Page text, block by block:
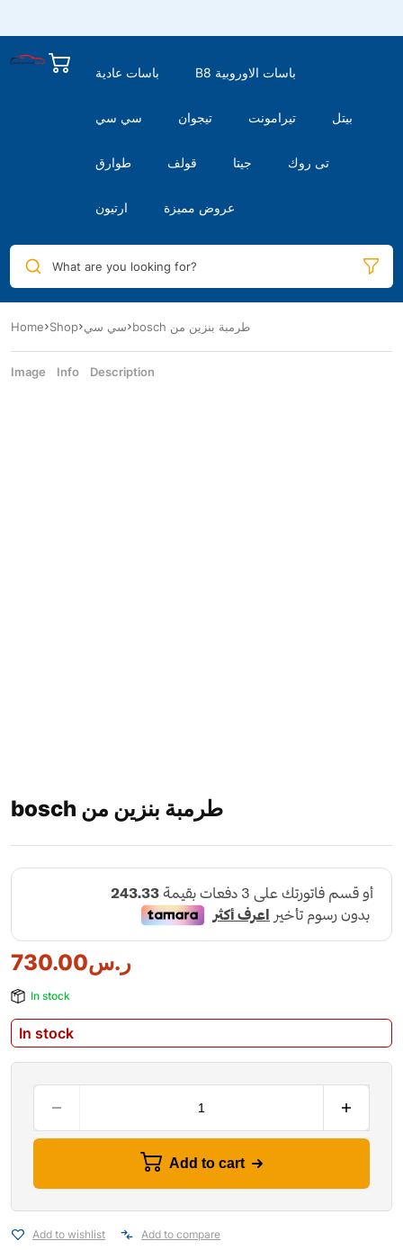
باسات عادية B8 باسات الاوروبية
سي سي تيجوان تيرامونت بيتل
طوارق قولف جيتا تى روك
ارتيون عروض مميزة
What are you looking for?
Home Shop سي سي bosch طرمبة بنزين من
Image Info Description
bosch طرمبة بنزين من
ر.س730.00
In stock
In stock
Add to cart
Add to wishlist Add to compare